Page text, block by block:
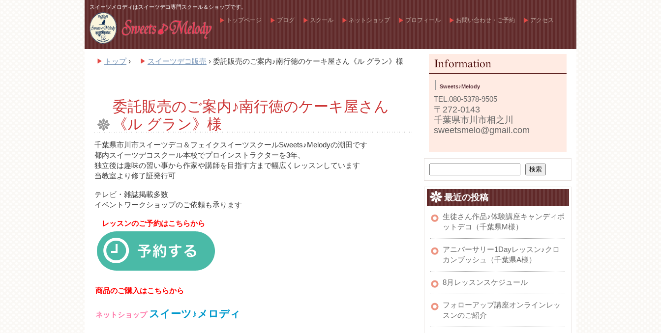
スイーツメロディはスイーツデコ専門スクール＆ショップです。
Sweets♪Melody
TEL.080-5378-9505
〒272-0143
千葉県市川市相之川
sweetsmelo@gmail.com
トップページ ブログ スクール ネットショップ プロフィール お問い合わせ・ご予約 アクセス
トップ › スイーツデコ販売 › 委託販売のご案内♪南行徳のケーキ屋さん《ル グラン》様
委託販売のご案内♪南行徳のケーキ屋さん
《ル グラン》様
千葉県市川市スイーツデコ＆フェイクスイーツスクールSweets♪Melodyの潮田です
都内スイーツデコスクール本校でプロインストラクターを3年、
独立後は趣味の習い事から作家や講師を目指す方まで幅広くレッスンしています
当教室より修了証発行可
テレビ・雑誌掲載多数
イベントワークショップのご依頼も承ります
レッスンのご予約はこちらから
商品のご購入はこちらから
ネットショップ スイーツ♪メロディ
検索
最近の投稿
生徒さん作品♪体験講座キャンディポ
ットデコ（千葉県M様）
アニバーサリー1Dayレッスン♪クロ
カンブッシュ（千葉県A様）
8月レッスンスケジュール
フォローアップ講座オンラインレッ
スンのご紹介